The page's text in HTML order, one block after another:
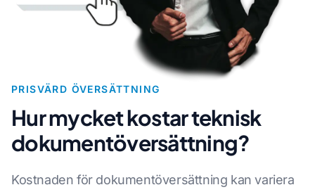
PRISVÄRD ÖVERSÄTTNING
Hur mycket kostar teknisk
dokumentöversättning?
Kostnaden för dokumentöversättning kan variera